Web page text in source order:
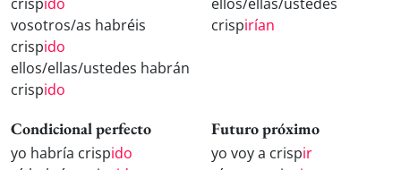
vosotros/as habréis
crispido
ellos/ellas/ustedes habrán
crispido
crispirían
Condicional perfecto
yo habría crispido
Futuro próximo
yo voy a crispir